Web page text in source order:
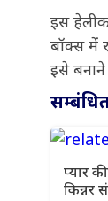
इस
बॉक्स में
इसे
प्यार
किन्नर